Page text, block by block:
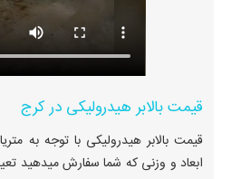
قیمت بالابر هیدرولیکی در کرج
قیمت بالابر هیدرولیکی با توجه به
ابعاد و وزنی که شما سفارش میدهید